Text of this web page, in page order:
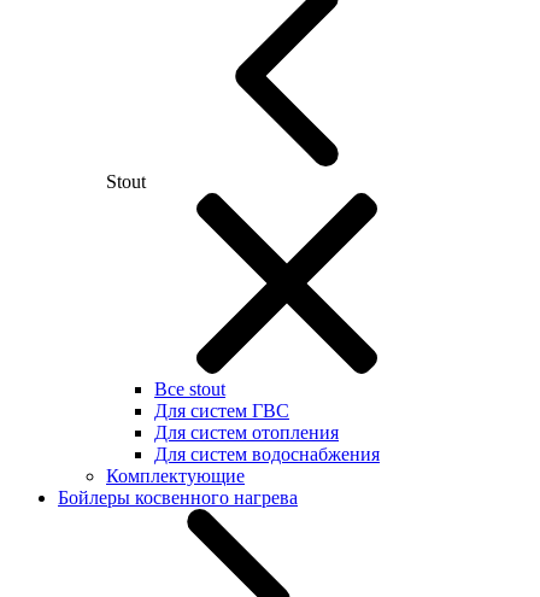
Stout
Все stout
Для систем ГВС
Для систем отопления
Для систем водоснабжения
Комплектующие
Бойлеры косвенного нагрева